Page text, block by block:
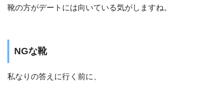
靴の方がデートには向いている気がしますね。
NGな靴
私なりの答えに行く前に、